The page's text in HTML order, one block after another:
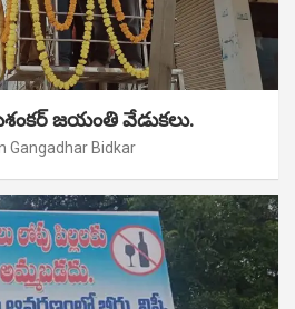
జయంతి వేడుకలు.
Gangadhar Bidkar